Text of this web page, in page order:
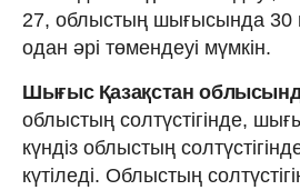
27, облыстың шығысында 30
одан әрі төмендеуі мүмкін.
Шығыс Қазақстан
облыстың солтүстігінде,
күндіз облыстың
күтіледі. Облыстың